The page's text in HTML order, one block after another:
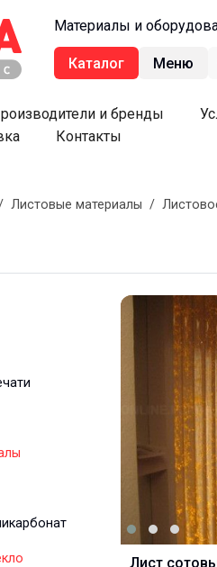
Материалы и
Каталог Меню
и бренды
Контакты
Листовые материалы /
Лист